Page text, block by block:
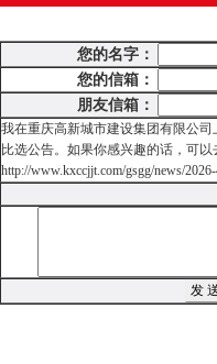
您的名字：
您的信箱：
朋友信箱：
我在重庆高新城市建设集团有限公
比选公告。如果你感兴趣的话，可
http://www.kxccjjt.com/gsgg/news/